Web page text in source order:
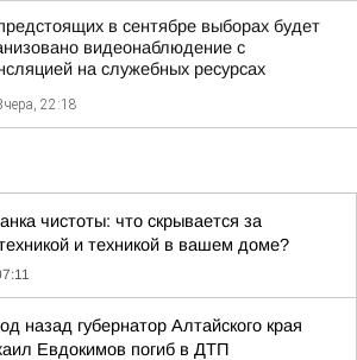
в сентябре выборах будет
видеонаблюдение с
на служебных ресурсах
22:18
чистоты: что скрывается за
и техникой в вашем доме?
назад губернатор Алтайского края
Евдокимов погиб в ДТП